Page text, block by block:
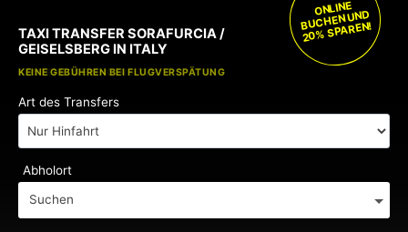
KOSTENLOSE KINDERSITZE
KEINE GEBÜHREN BEI FLUGVERSPÄTUNG
TAXI TRANSFER SORAFURCIA /
GEISELSBERG IN ITALY
ONLINE
BUCHEN UND
20% SPAREN!
Art des Transfers
Abholort
Suchen